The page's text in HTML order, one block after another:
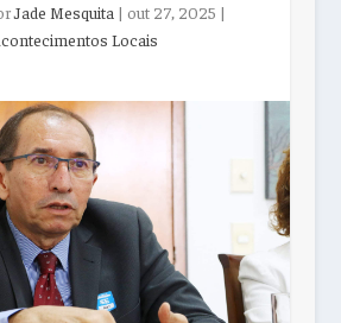
Jade Mesquita | out 27, 2025 |
Locais